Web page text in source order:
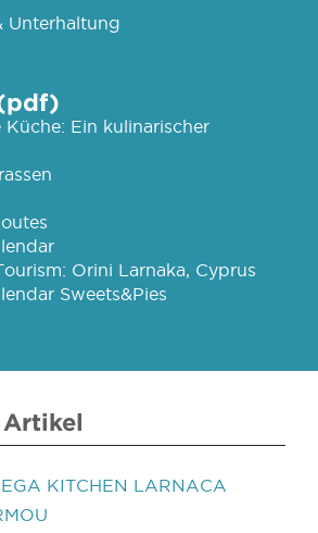
Unterhaltung
Ein kulinarischer
Orini Larnaka, Cyprus
Sweets&Pies
KITCHEN LARNACA